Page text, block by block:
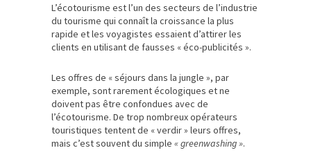
L’écotourisme est l’un des secteurs de l’industrie
du tourisme qui connaît la croissance la plus
rapide et les voyagistes essaient d’attirer les
clients en utilisant de fausses « éco-publicités ».
Les offres de « séjours dans la jungle », par
exemple, sont rarement écologiques et ne
doivent pas être confondues avec de
l’écotourisme. De trop nombreux opérateurs
touristiques tentent de « verdir » leurs offres,
mais c’est souvent du simple « greenwashing ».